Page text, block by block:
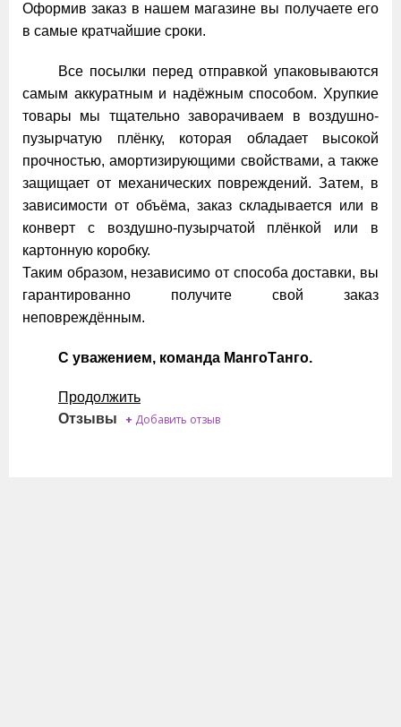
Оформив заказ в нашем магазине вы получаете его
в самые кратчайшие сроки.
Все посылки перед отправкой упаковываются
самым аккуратным и надёжным способом. Хрупкие
товары мы тщательно заворачиваем в воздушно-
пузырчатую плёнку, которая обладает высокой
прочностью, амортизирующими свойствами, а также
защищает от механических повреждений. Затем, в
зависимости от объёма, заказ складывается или в
конверт с воздушно-пузырчатой плёнкой или в
картонную коробку.
Таким образом, независимо от способа доставки, вы
гарантированно получите свой заказ
неповреждённым.
С уважением, команда МангоТанго.
Продолжить
Отзывы
+ Добавить отзыв